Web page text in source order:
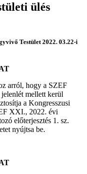
ülés
Testület 2022. 03.22-i
arról, hogy a SZEF
mellett kerül
a Kongresszusi
XXI., 2022. évi
előterjesztés 1. sz.
nyújtsa be.